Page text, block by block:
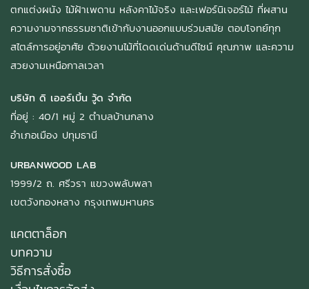
ตกแต่งผนัง ไม้ฝ้าเพดาน หลังคาไม้จริง และเฟอร์นิเจอร์ไม้ ที่ผสาน
ความงามจากธรรมชาติเข้ากับงานออกแบบร่วมสมัย ตอบโจทย์ทุก
สไตล์การอยู่อาศัย ด้วยงานไม้ที่โดดเด่นด้านดีไซน์ คุณภาพ และความ
สวยงามเหนือกาลเวลา
บริษัท ดิ เออร์เบิ้น วู้ด จำกัด
ที่อยู่ : 40/1 หมู่ 2 ตำบลบ้านกลาง
อำเภอเมือง ปทุมธานี
URBANWOOD LAB
1999/2 ถ. ศรีวรา แขวงพลับพลา
เขตวังทองหลาง กรุงเทพมหานคร
แคตตาล็อก
บทความ
วิธีการสั่งซื้อ